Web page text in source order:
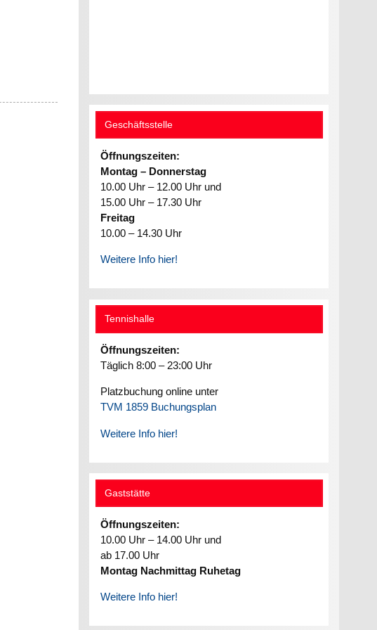
Geschäftsstelle
Öffnungszeiten:
Montag – Donnerstag
10.00 Uhr – 12.00 Uhr und
15.00 Uhr – 17.30 Uhr
Freitag
10.00 – 14.30 Uhr
Weitere Info hier!
Tennishalle
Öffnungszeiten:
Täglich 8:00 – 23:00 Uhr
Platzbuchung online unter
TVM 1859 Buchungsplan
Weitere Info hier!
Gaststätte
Öffnungszeiten:
10.00 Uhr – 14.00 Uhr und
ab 17.00 Uhr
Montag Nachmittag Ruhetag
Weitere Info hier!